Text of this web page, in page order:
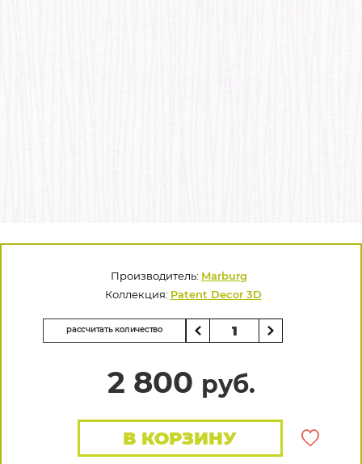
Производитель: Marburg
Коллекция: Patent Decor 3D
рассчитать количество
2 800 руб.
В КОРЗИНУ